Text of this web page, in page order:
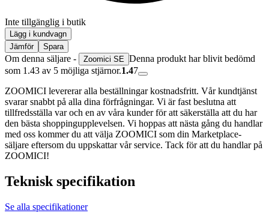
Inte tillgänglig i butik
Lägg i kundvagn
Jämför
Spara
Om denna säljare - Zoomici SE Denna produkt har blivit bedömd
som 1.43 av 5 möjliga stjärnor.1.47
ZOOMICI levererar alla beställningar kostnadsfritt. Vår kundtjänst
svarar snabbt på alla dina förfrågningar. Vi är fast beslutna att
tillfredsställa var och en av våra kunder för att säkerställa att du har
den bästa shoppingupplevelsen. Vi hoppas att nästa gång du handlar
med oss kommer du att välja ZOOMICI som din Marketplace-
säljare eftersom du uppskattar vår service. Tack för att du handlar på
ZOOMICI!
Teknisk specifikation
Se alla specifikationer